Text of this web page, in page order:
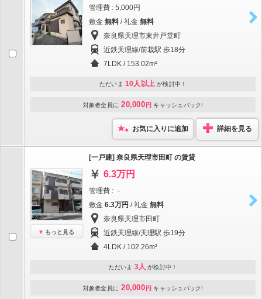
管理費 : 5,000円
敷金 無料 / 礼金 無料
奈良県天理市東井戸堂町
近鉄天理線/前栽駅 歩18分
7LDK / 153.02m²
ただいま 10人以上 が検討中！
対象者全員に 20,000 円 キャッシュバック!
お気に入りに追加 詳細を見る
もっと見る
[一戸建] 奈良県天理市田町 の賃貸
6.3万円
管理費 : －
敷金 6.3万円 / 礼金 無料
奈良県天理市田町
近鉄天理線/天理駅 歩19分
4LDK / 102.26m²
ただいま 3人 が検討中！
対象者全員に 20,000 円 キャッシュバック!